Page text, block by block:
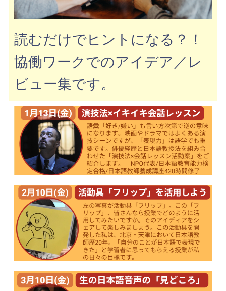
読むだけでヒントになる？！
協働ワークでのアイデア／レ
ビュー集です。